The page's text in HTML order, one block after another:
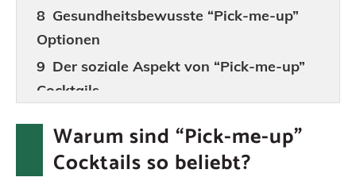
Gesundheitsbewusste “Pick-me-up”
Optionen
Der soziale Aspekt von “Pick-me-up”
Cocktails
Häufig gestellte Fragen
Warum sind “Pick-me-up”
Cocktails so beliebt?